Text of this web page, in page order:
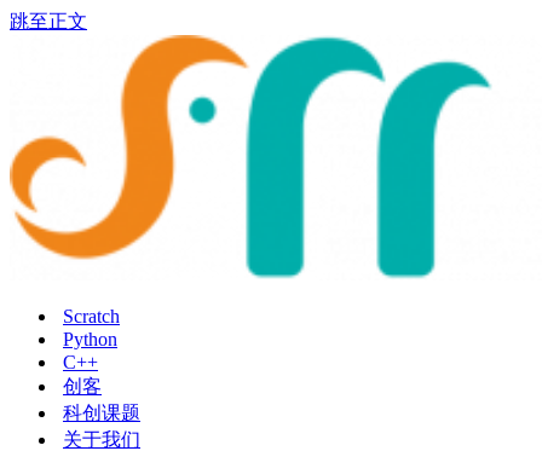
跳至正文
Scratch
Python
C++
创客
科创课题
关于我们